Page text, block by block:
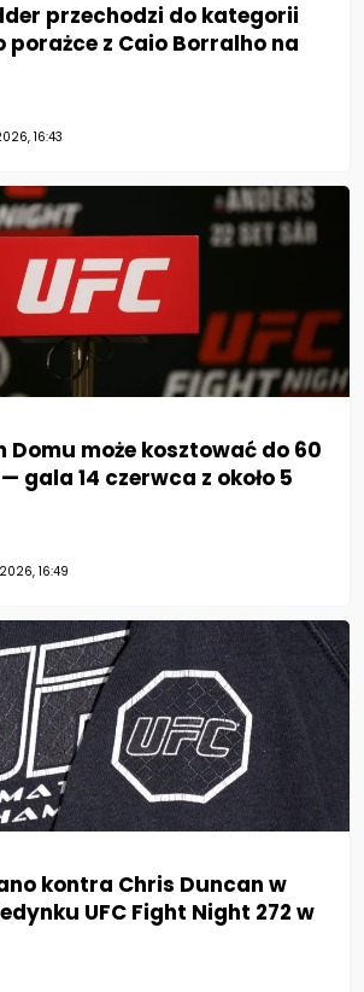
przechodzi do kategorii
porażce z Caio Borralho na
16:43
Domu może kosztować do 60
gala 14 czerwca z około 5
16:49
kontra Chris Duncan w
UFC Fight Night 272 w